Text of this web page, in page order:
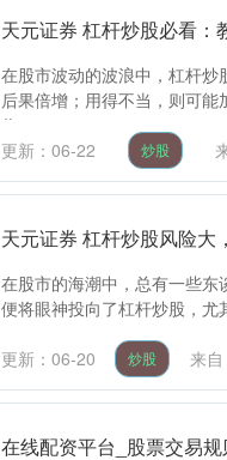
天元证券 杠杆炒股必看：
在股市波动的波浪中，杠杆
后果倍增；用得不当，则可
收....
更新：06-22
炒股
天元证券 杠杆炒股风险大
在股市的海潮中，总有一些东
便将眼神投向了杠杆炒股，尤
更新：06-20 炒股 来
在线配资平台_股票交易